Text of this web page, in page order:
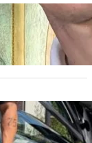
në dasmën e
me emra
Eduart
publikon